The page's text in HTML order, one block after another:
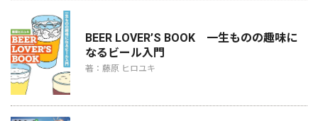
BEER LOVER’S BOOK 一生ものの趣味に
なるビール入門
著：藤原 ヒロユキ